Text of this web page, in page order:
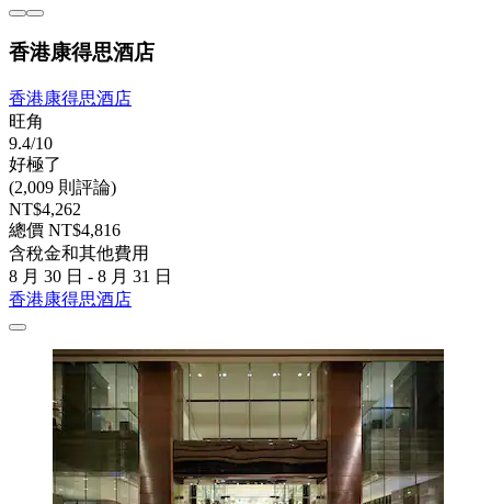
香港康得思酒店
香港康得思酒店
旺角
9.4/10
好極了
(2,009 則評論)
NT$4,262
總價 NT$4,816
含稅金和其他費用
8 月 30 日 - 8 月 31 日
香港康得思酒店